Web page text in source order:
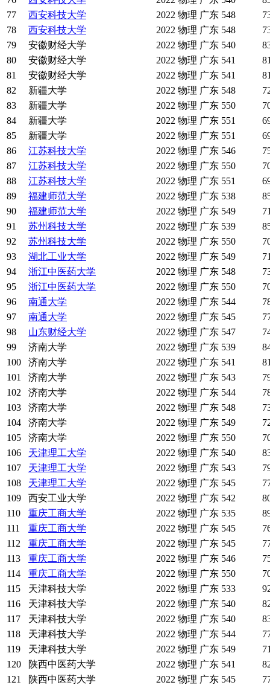
77
西安科技大学 2022 物理 广东 548
78
西安科技大学 2022 物理 广东 548
79
安徽财经大学 2022 物理 广东 540
80
安徽财经大学 2022 物理 广东 541
81
安徽财经大学 2022 物理 广东 541
82
新疆大学 2022 物理 广东 548
83
新疆大学 2022 物理 广东 550
84
新疆大学 2022 物理 广东 551
85
新疆大学 2022 物理 广东 551
86
江苏科技大学 2022 物理 广东 546
87
江苏科技大学 2022 物理 广东 550
88
江苏科技大学 2022 物理 广东 551
89
福建师范大学 2022 物理 广东 538
90
福建师范大学 2022 物理 广东 549
91
苏州科技大学 2022 物理 广东 539
92
苏州科技大学 2022 物理 广东 550
93
湖北工业大学 2022 物理 广东 549
94
浙江中医药大学 2022 物理 广东 548
95
浙江中医药大学 2022 物理 广东 550
96
南通大学 2022 物理 广东 544
97
南通大学 2022 物理 广东 545
98
山东财经大学 2022 物理 广东 547
99
济南大学 2022 物理 广东 539
100
济南大学 2022 物理 广东 541
101
济南大学 2022 物理 广东 543
102
济南大学 2022 物理 广东 544
103
济南大学 2022 物理 广东 548
104
济南大学 2022 物理 广东 549
105
济南大学 2022 物理 广东 550
106
天津理工大学 2022 物理 广东 540
107
天津理工大学 2022 物理 广东 543
108
天津理工大学 2022 物理 广东 545
109
西安工业大学 2022 物理 广东 542
110
重庆工商大学 2022 物理 广东 535
111
重庆工商大学 2022 物理 广东 545
112
重庆工商大学 2022 物理 广东 545
113
重庆工商大学 2022 物理 广东 546
114
重庆工商大学 2022 物理 广东 550
115
天津科技大学 2022 物理 广东 533
116
天津科技大学 2022 物理 广东 540
117
天津科技大学 2022 物理 广东 540
118
天津科技大学 2022 物理 广东 544
119
天津科技大学 2022 物理 广东 549
120
陕西中医药大学 2022 物理 广东 541
121
陕西中医药大学 2022 物理 广东 545